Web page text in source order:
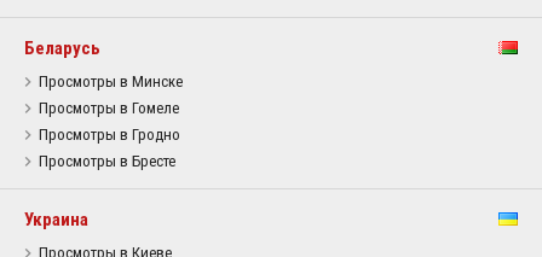
Беларусь
Просмотры в Минске
Просмотры в Гомеле
Просмотры в Гродно
Просмотры в Бресте
Украина
Просмотры в Киеве